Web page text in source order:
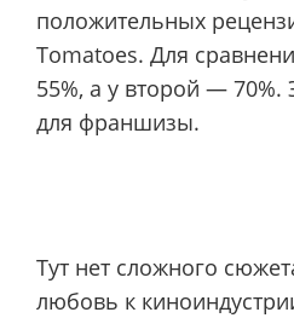
положительных
Tomatoes. Для
55%, а у второй —
для франшизы.
Тут нет сложного
любовь к